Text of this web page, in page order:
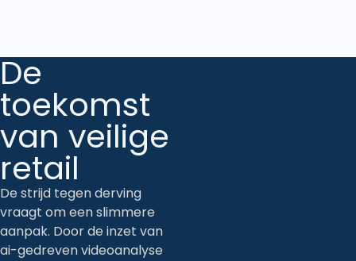
De
toekomst
van veilige
retail
De strijd tegen derving
vraagt om een slimmere
aanpak. Door de inzet van
ai-gedreven videoanalyse